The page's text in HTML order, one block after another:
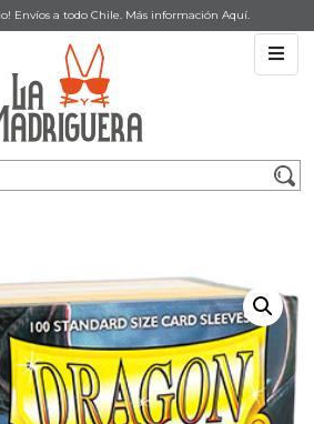
Envíos a todo Chile. Más información Aquí.